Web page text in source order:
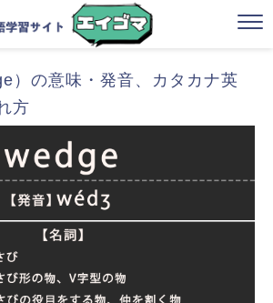
）の意味・発音、カタカナ英
方